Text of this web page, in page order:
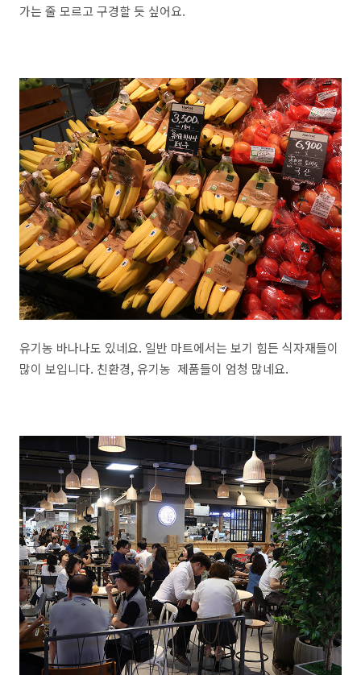
가는 줄 모르고 구경할 듯 싶어요.
유기농 바나나도 있네요. 일반 마트에서는 보기 힘든 식자재들이
많이 보입니다. 친환경, 유기농 제품들이 엄청 많네요.